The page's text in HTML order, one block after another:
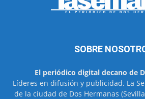
SOBRE
El periódico digital decano de
Líderes en difusión y publicidad. La
de la ciudad de Dos Hermanas